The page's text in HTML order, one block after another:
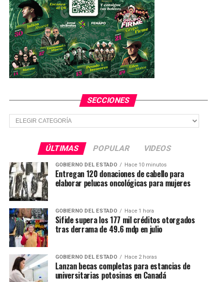
NO TE PIERDAS
Liberaron al hijo de El Chapo para frenar violencia en
Culiacán; afirman medios nacionales
SECCIONES
Secciones
ÚLTIMAS POPULAR VIDEOS
GOBIERNO DEL ESTADO Hace 10 minutos
Entregan 120 donaciones de cabello para
elaborar pelucas oncológicas para mujeres
GOBIERNO DEL ESTADO Hace 1 hora
Sifide supera los 177 mil créditos otorgados
tras derrama de 49.6 mdp en julio
GOBIERNO DEL ESTADO Hace 2 horas
Lanzan becas completas para estancias de
universitarias potosinas en Canadá